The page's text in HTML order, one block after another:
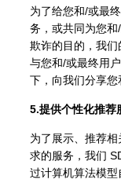
为了给您和/或最
务，或共同为您
欺诈的目的，我
与您和/或最终用
下，向我们分享您
5.提供个性化推荐
为了展示、推荐
求的服务，我们
过计算机算法模